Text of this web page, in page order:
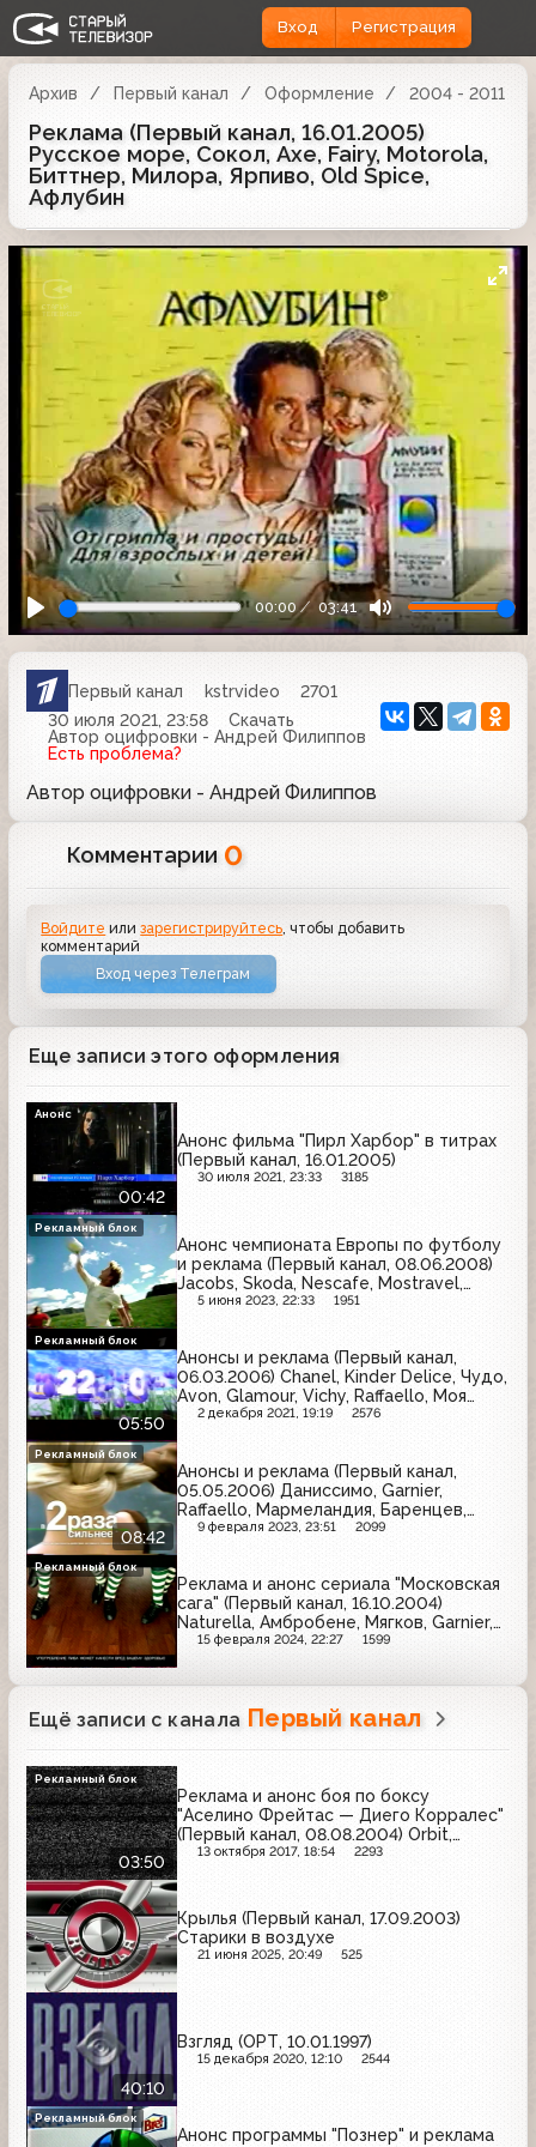
Вход Регистрация
Архив Первый канал Оформление 2004 - 2011
Реклама (Первый канал, 16.01.2005)
Русское море, Сокол, Axe, Fairy, Motorola,
Биттнер, Милора, Ярпиво, Old Spice,
Афлубин
00:00 03:41
Первый канал kstrvideo
2701
30 июля 2021, 23:58
Скачать
Автор оцифровки - Андрей Филиппов
Есть проблема?
Автор оцифровки - Андрей Филиппов
Комментарии 0
Войдите илизарегистрируйтесь, чтобы добавить
комментарий
Вход через Телеграм
Еще записи этого оформления
00:42
Анонс фильма "Пирл Харбор" в титрах
(Первый канал, 16.01.2005)
30 июля 2021, 23:33 3185
Анонс
Анонс чемпионата Европы по футболу
и реклама (Первый канал, 08.06.2008)
Jacobs, Skoda, Nescafe, Mostravel,
Ксизал, Турция, Campbell's, Lipton,
5 июня 2023, 22:33 1951
Рекламный блок
05:50
Анонсы и реклама (Первый канал,
06.03.2006) Chanel, Kinder Delice, Чудо,
Avon, Glamour, Vichy, Raffaello, Моя
семья, Genius, Эксперт, Пенталгин-Н,
2 декабря 2021, 19:19 2576
Рекламный блок
08:42
Анонсы и реклама (Первый канал,
05.05.2006) Даниссимо, Garnier,
Raffaello, Мармеландия, Баренцев,
Чёрный жемчуг, Сам Самыч, Vanish,
9 февраля 2023, 23:51 2099
Рекламный блок
Реклама и анонс сериала "Московская
сага" (Первый канал, 16.10.2004)
Naturella, Амбробене, Мягков, Garnier,
Линекс, Pantene Pro-V, Мегафон,
15 февраля 2024, 22:27 1599
Рекламный блок
Ещё записи с канала Первый канал
03:50
Реклама и анонс боя по боксу
"Аселино Фрейтас — Диего Корралес"
(Первый канал, 08.08.2004) Orbit,
Stimorol, Бон Пари, Losk, Colgate,
13 октября 2017, 18:54 2293
Рекламный блок
Крылья (Первый канал, 17.09.2003)
Старики в воздухе
21 июня 2025, 20:49 525
40:10
Взгляд (ОРТ, 10.01.1997)
15 декабря 2020, 12:10 2544
Анонс программы "Познер" и реклама
Рекламный блок